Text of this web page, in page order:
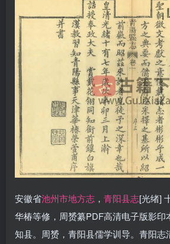
安徽省池州市地方志 ， 青阳县志[光绪]
华椿等修，周赟纂PDF高清电子版影印
知县。周赟，青阳县儒学训导。青阳志